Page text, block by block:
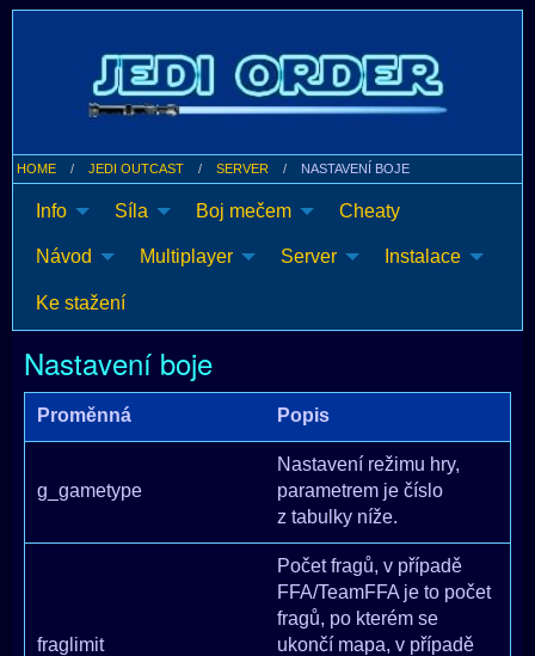
HOME JEDI OUTCAST SERVER NASTAVENÍ BOJE
Info Síla Boj mečem Cheaty
Návod Multiplayer Server Instalace
Ke stažení
Nastavení boje
Proměnná Popis
g_gametype
Nastavení režimu hry,
parametrem je číslo
z tabulky níže.
fraglimit
Počet fragů, v případě
FFA/TeamFFA je to počet
fragů, po kterém se
ukončí mapa, v případě